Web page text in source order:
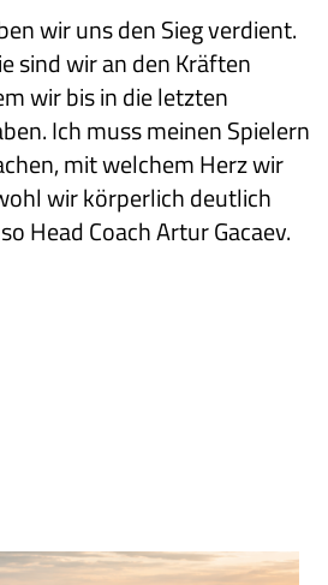
wir uns den Sieg verdient.
sind wir an den Kräften
wir bis in die letzten
Ich muss meinen Spielern
mit welchem Herz wir
wir körperlich deutlich
Head Coach Artur Gacaev.